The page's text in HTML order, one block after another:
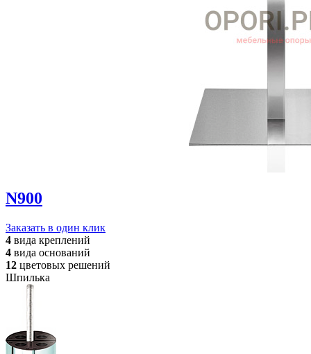
N900
Заказать в один клик
4 вида креплений
4 вида оснований
12 цветовых решений
Шпилька